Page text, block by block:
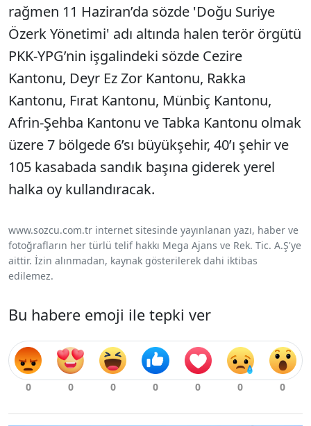
rağmen 11 Haziran’da sözde 'Doğu Suriye
Özerk Yönetimi' adı altında halen terör örgütü
PKK-YPG’nin işgalindeki sözde Cezire
Kantonu, Deyr Ez Zor Kantonu, Rakka
Kantonu, Fırat Kantonu, Münbiç Kantonu,
Afrin-Şehba Kantonu ve Tabka Kantonu olmak
üzere 7 bölgede 6’sı büyükşehir, 40’ı şehir ve
105 kasabada sandık başına giderek yerel
halka oy kullandıracak.
www.sozcu.com.tr internet sitesinde yayınlanan yazı, haber ve
fotoğrafların her türlü telif hakkı Mega Ajans ve Rek. Tic. A.Ş'ye
aittir. İzin alınmadan, kaynak gösterilerek dahi iktibas
edilemez.
Bu habere emoji ile tepki ver